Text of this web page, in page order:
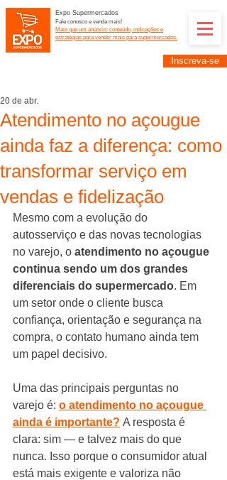
Expo Supermercados
Fale conosco e venda mais!
Mais que um anúncio: conteúdo, indicações e
estratégias para vender mais para supermercados.
Inscreva-se
Atendimento no açougue
ainda faz a diferença: como
transformar serviço em
vendas e fidelização
20 de abr.
Mesmo com a evolução do
autosserviço e das novas tecnologias
no varejo, o atendimento no açougue
continua sendo um dos grandes
diferenciais do supermercado. Em
um setor onde o cliente busca
confiança, orientação e segurança na
compra, o contato humano ainda tem
um papel decisivo.
Uma das principais perguntas no
varejo é: o atendimento no açougue
ainda é importante? A resposta é
clara: sim — e talvez mais do que
nunca. Isso porque o consumidor atual
está mais exigente e valoriza não